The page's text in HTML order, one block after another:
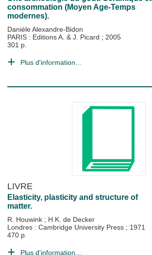
consommation (Moyen Age-Temps
modernes).
Danièle Alexandre-Bidon
PARIS : Editions A. & J. Picard ; 2005
301 p.
Plus d'information...
LIVRE
Elasticity, plasticity and structure of
matter.
R. Houwink ; H.K. de Decker
Londres : Cambridge University Press ; 1971
470 p.
Plus d'information...